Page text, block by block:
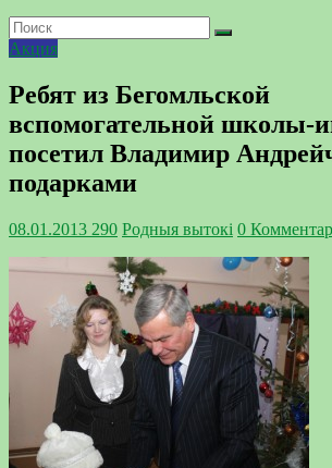
Акция
Ребят из Бегомльской
вспомогательной школы-
посетил Владимир
подарками
08.01.2013 290 Родныя вытокi 0